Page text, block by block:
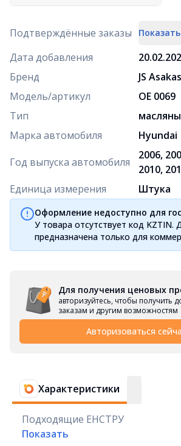
Подтверждённые заказы Показать
Дата добавления
Бренд
JS
Модель/артикул
OE 0069
Тип
Марка автомобиля
Hyundai
Год выпуска автомобиля
2006,
2010,
Единица измерения
Штука
Оформление недоступно для
У товара отсутствует код KZTIN.
предназначена только для
Для получения ценовых
авторизуйтесь, чтобы получить
заказам и другим возможностям
Авторизоваться
Характеристики
Подходящие ЕНСТРУ
Показать